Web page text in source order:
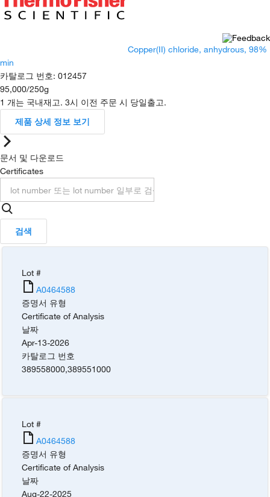
Copper(II) chloride, anhydrous, 98%
min
카탈로그 번호: 012457
95,000/250g
1 개는 국내재고. 3시 이전 주문 시 당일출고.
제품 상세 정보 보기
문서 및 다운로드
Certificates
검색
Lot #
A0464588
증명서 유형
Certificate of Analysis
날짜
Apr-13-2026
카탈로그 번호
389558000,389551000
Lot #
A0464588
증명서 유형
Certificate of Analysis
날짜
Aug-22-2025